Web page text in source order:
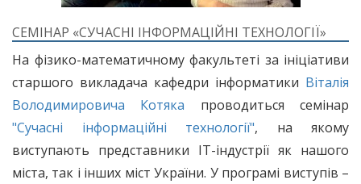
СЕМІНАР «СУЧАСНІ ІНФОРМАЦІЙНІ ТЕХНОЛОГІЇ»
На фізико-математичному факультеті за ініціативи
старшого викладача кафедри інформатики Віталія
Володимировича Котяка проводиться семінар
"Сучасні інформаційні технології", на якому
виступають представники ІТ-індустрії як нашого
міста, так і інших міст України. У програмі виступів –